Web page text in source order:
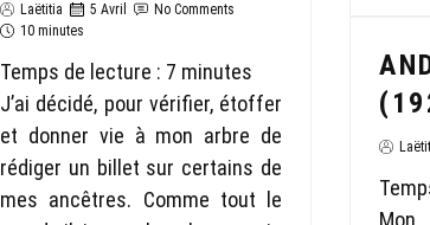
Laëtitia 5 Avril
No Comments
10 minutes
Temps de lecture : 7 minutes
J’ai décidé, pour vérifier, étoffer
et donner vie à mon arbre de
rédiger un billet sur certains de
mes ancêtres. Comme tout le
Mon